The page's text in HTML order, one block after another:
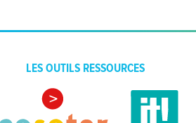
LES OUTILS RESSOURCES